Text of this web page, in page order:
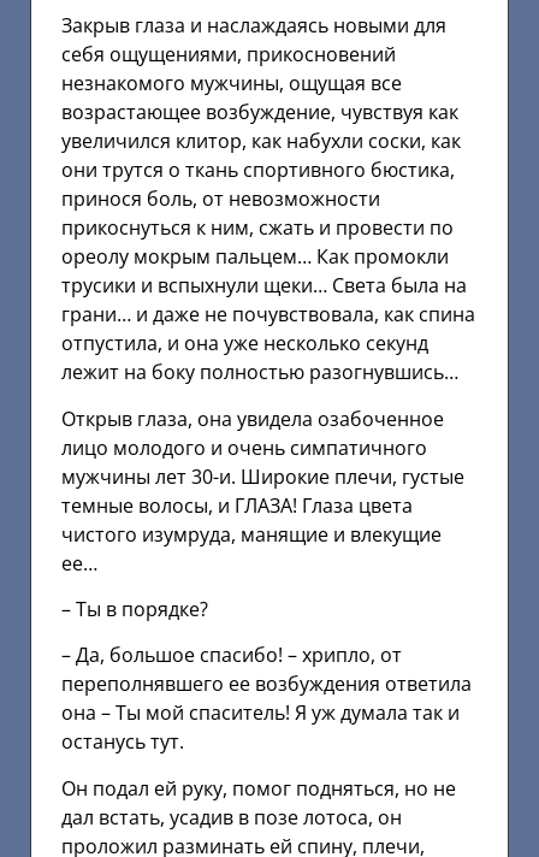
Закрыв глаза и наслаждаясь новыми для
себя ощущениями, прикосновений
незнакомого мужчины, ощущая все
возрастающее возбуждение, чувствуя как
увеличился клитор, как набухли соски, как
они трутся о ткань спортивного бюстика,
принося боль, от невозможности
прикоснуться к ним, сжать и провести по
ореолу мокрым пальцем… Как промокли
трусики и вспыхнули щеки… Света была на
грани… и даже не почувствовала, как спина
отпустила, и она уже несколько секунд
лежит на боку полностью разогнувшись…
Открыв глаза, она увидела озабоченное
лицо молодого и очень симпатичного
мужчины лет 30-и. Широкие плечи, густые
темные волосы, и ГЛАЗА! Глаза цвета
чистого изумруда, манящие и влекущие
ее…
– Ты в порядке?
– Да, большое спасибо! – хрипло, от
переполнявшего ее возбуждения ответила
она – Ты мой спаситель! Я уж думала так и
останусь тут.
Он подал ей руку, помог подняться, но не
дал встать, усадив в позе лотоса, он
проложил разминать ей спину, плечи,